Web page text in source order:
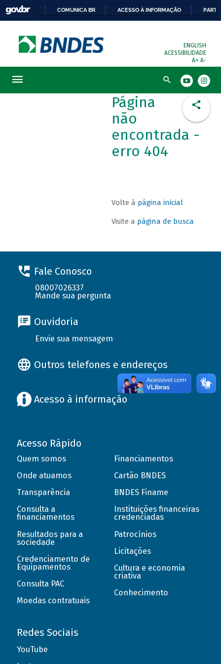
COMUNICA BR ACESSO À INFORMAÇÃO
ENGLISH
ACESSIBILIDADE
A+ A-
Busca
Página
não
encontrada -
erro 404
Volte à página inicial
Visite a página de busca
Fale Conosco
08007026337
Mande sua pergunta
Ouvidoria
Envie sua mensagem
Outros telefones e endereços
Acesso à informação
Acesso Rápido
Quem somos
Onde atuamos
Transparência
Consulta a
financiamentos
Resultados para a
sociedade
Credenciamento de
Equipamentos
Consulta PAC
Moedas contratuais
Financiamentos
Cartão BNDES
BNDES Finame
Instituições financeiras
credenciadas
Patrocínios
Licitações
Cultura e economia
criativa
Conhecimento
Redes Sociais
YouTube